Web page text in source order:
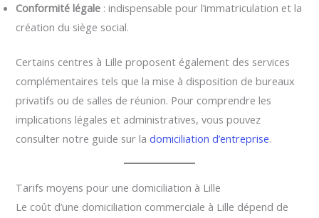
Conformité légale : indispensable pour l’immatriculation et la
création du siège social.
Certains centres à Lille proposent également des services
complémentaires tels que la mise à disposition de bureaux
privatifs ou de salles de réunion. Pour comprendre les
implications légales et administratives, vous pouvez
consulter notre guide sur ladomiciliation d’entreprise.
Tarifs moyens pour une domiciliation à Lille
Le coût d’une domiciliation commerciale à Lille dépend de